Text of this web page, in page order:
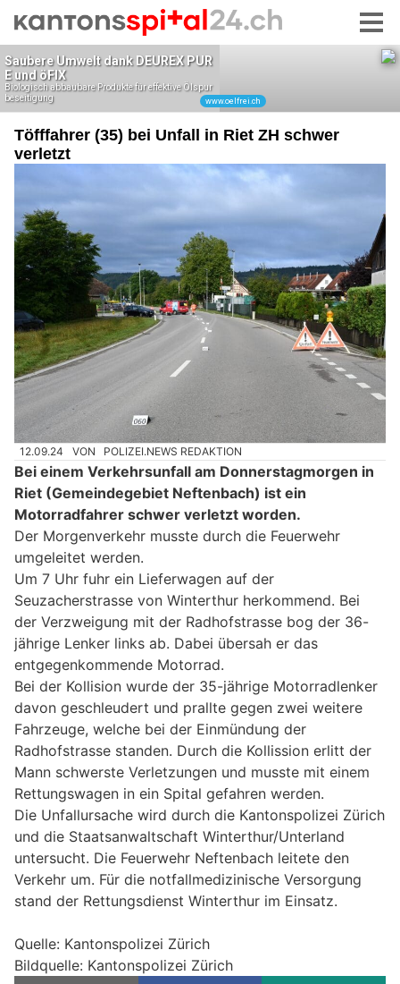
Töfffahrer (35) bei Unfall in Riet ZH schwer
verletzt
12.09.24 VON POLIZEI.NEWS REDAKTION
Bei einem Verkehrsunfall am Donnerstagmorgen in
Riet (Gemeindegebiet Neftenbach) ist ein
Motorradfahrer schwer verletzt worden.
Der Morgenverkehr musste durch die Feuerwehr
umgeleitet werden.
Um 7 Uhr fuhr ein Lieferwagen auf der
Seuzacherstrasse von Winterthur herkommend. Bei
der Verzweigung mit der Radhofstrasse bog der 36-
jährige Lenker links ab. Dabei übersah er das
entgegenkommende Motorrad.
Bei der Kollision wurde der 35-jährige Motorradlenker
davon geschleudert und prallte gegen zwei weitere
Fahrzeuge, welche bei der Einmündung der
Radhofstrasse standen. Durch die Kollission erlitt der
Mann schwerste Verletzungen und musste mit einem
Rettungswagen in ein Spital gefahren werden.
Die Unfallursache wird durch die Kantonspolizei Zürich
und die Staatsanwaltschaft Winterthur/Unterland
untersucht. Die Feuerwehr Neftenbach leitete den
Verkehr um. Für die notfallmedizinische Versorgung
stand der Rettungsdienst Winterthur im Einsatz.
Quelle: Kantonspolizei Zürich
Bildquelle: Kantonspolizei Zürich